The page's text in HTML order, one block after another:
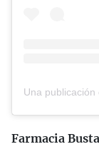
Farmacia